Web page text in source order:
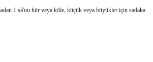
1 sâ'ını hür veya köle, küçük veya büyükler için sadaka